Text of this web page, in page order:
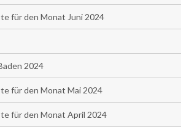
für den Monat Juni 2024
2024
für den Monat Mai 2024
für den Monat April 2024